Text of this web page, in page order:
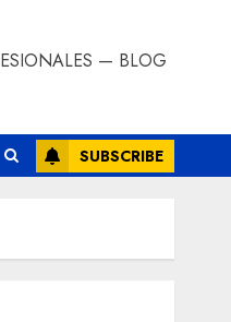
— BLOG
SUBSCRIBE